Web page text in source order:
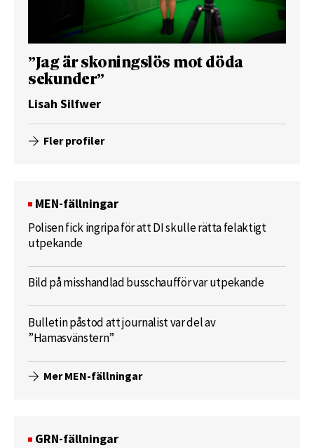
”Jag är skoningslös mot döda
sekunder”
Lisah Silfwer
Fler profiler
MEN-fällningar
Polisen fick ingripa för att DI skulle rätta felaktigt
utpekande
Bild på misshandlad busschaufför var utpekande
Bulletin påstod att journalist var del av
”Hamasvänstern”
Mer MEN-fällningar
GRN-fällningar